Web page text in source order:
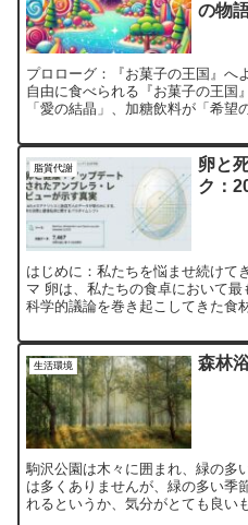
の物
プロローグ：『お菓子の王国』へ
自由に食べられる『お菓子の王国
「愛の結晶」、加糖飲料が「希望
脂質代謝
卵と
ク：
はじめに：私たちを悩ませ続けて
マ 卵は、私たちの食卓において
科学的議論を巻き起こしてきた食
生活環境 森林
駒沢公園は木々に囲まれ、緑の多
は多くありませんが、緑の多い季
れるというか、気分がとても良い